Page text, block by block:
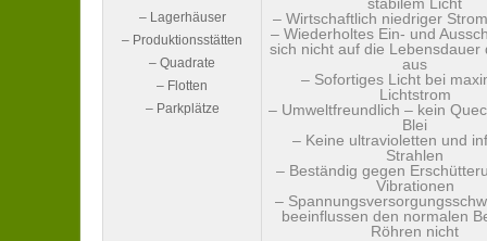
– Lagerhäuser
– Produktionsstätten
– Quadrate
– Flotten
– Parkplätze
– Wirtschaftlich niedriger
– Wiederholtes Ein- und
sich nicht auf die Lebensdauer
aus
– Sofortiges Licht bei
Lichtstrom
– Umweltfreundlich – kein
Blei
– Keine ultravioletten und
Strahlen
– Beständig gegen
Vibrationen
–
beeinflussen den normalen
Röhren nicht